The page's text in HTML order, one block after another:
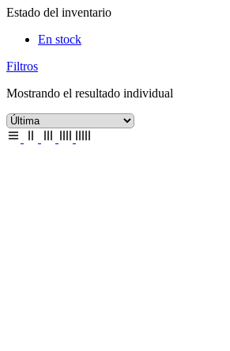
Estado del inventario
En stock
Filtros
Mostrando el resultado individual